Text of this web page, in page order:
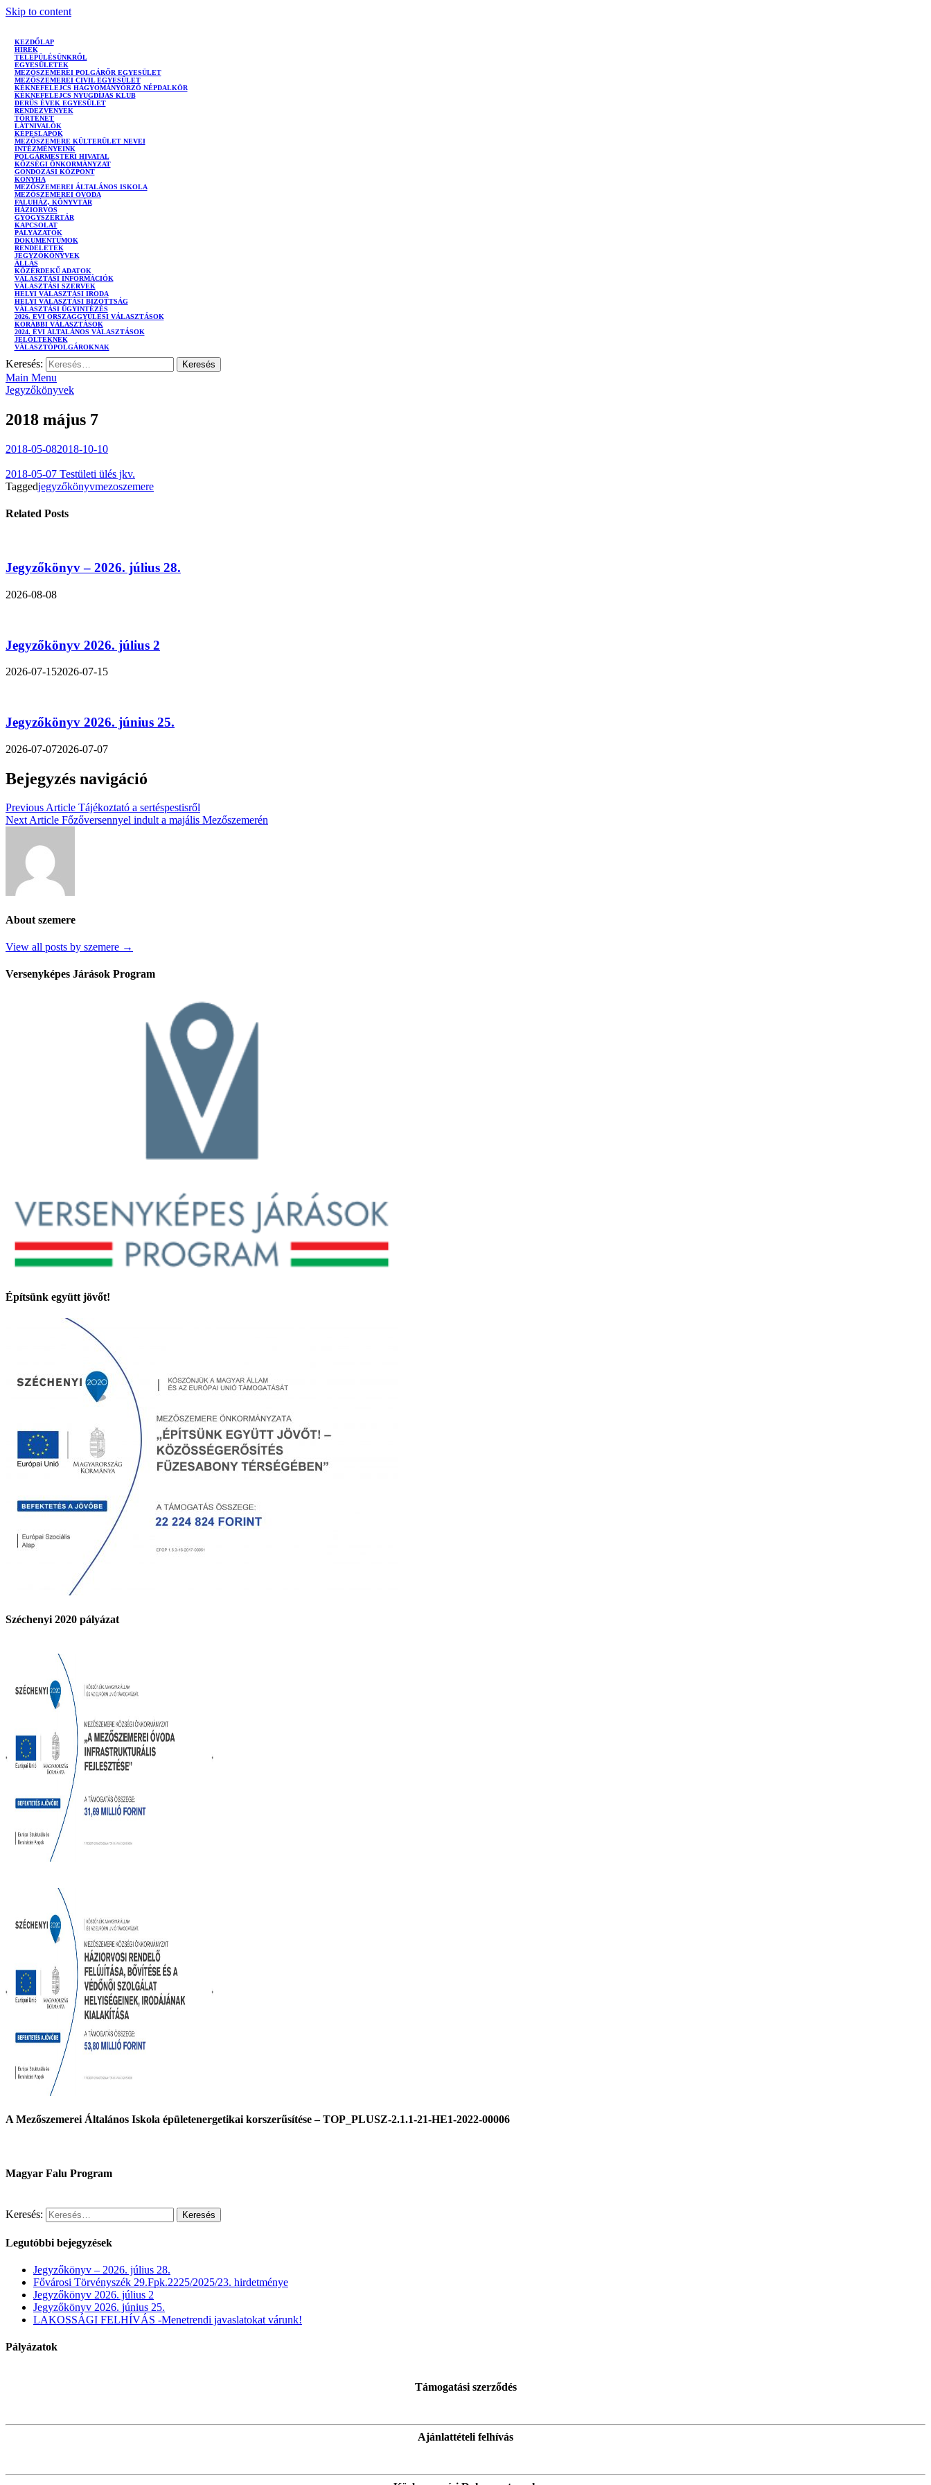
Skip to content
KEZDŐLAP
HÍREK
TELEPÜLÉSÜNKRŐL
EGYESÜLETEK
MEZŐSZEMEREI POLGÁRŐR EGYESÜLET
MEZŐSZEMEREI CIVIL EGYESÜLET
KÉKNEFELEJCS HAGYOMÁNYŐRZŐ NÉPDALKÖR
KÉKNEFELEJCS NYUGDÍJAS KLUB
DERŰS ÉVEK EGYESÜLET
RENDEZVÉNYEK
TÖRTÉNET
LÁTNIVALÓK
KÉPESLAPOK
MEZŐSZEMERE KÜLTERÜLET NEVEI
INTÉZMÉNYEINK
POLGÁRMESTERI HIVATAL
KÖZSÉGI ÖNKORMÁNYZAT
GONDOZÁSI KÖZPONT
KONYHA
MEZŐSZEMEREI ÁLTALÁNOS ISKOLA
MEZŐSZEMEREI ÓVODA
FALUHÁZ, KÖNYVTÁR
HÁZIORVOS
GYÓGYSZERTÁR
KAPCSOLAT
PÁLYÁZATOK
DOKUMENTUMOK
RENDELETEK
JEGYZŐKÖNYVEK
ÁLLÁS
KÖZÉRDEKŰ ADATOK
VÁLASZTÁSI INFORMÁCIÓK
VÁLASZTÁSI SZERVEK
HELYI VÁLASZTÁSI IRODA
HELYI VÁLASZTÁSI BIZOTTSÁG
VÁLASZTÁSI ÜGYINTÉZÉS
2026. ÉVI ORSZÁGGYŰLÉSI VÁLASZTÁSOK
KORÁBBI VÁLASZTÁSOK
2024. ÉVI ÁLTALÁNOS VÁLASZTÁSOK
JELÖLTEKNEK
VÁLASZTÓPOLGÁROKNAK
Keresés:
Main Menu
Jegyzőkönyvek
2018 május 7
2018-05-082018-10-10
2018-05-07 Testületi ülés jkv.
Taggedjegyzőkönyvmezoszemere
Related Posts
Jegyzőkönyv – 2026. július 28.
2026-08-08
Jegyzőkönyv 2026. július 2
2026-07-152026-07-15
Jegyzőkönyv 2026. június 25.
2026-07-072026-07-07
Bejegyzés navigáció
Previous Article Tájékoztató a sertéspestisről
Next Article Főzőversennyel indult a majális Mezőszemerén
About szemere
View all posts by szemere →
Versenyképes Járások Program
Építsünk együtt jövőt!
Széchenyi 2020 pályázat
A Mezőszemerei Általános Iskola épületenergetikai korszerűsítése – TOP_PLUSZ-2.1.1-21-HE1-2022-00006
Magyar Falu Program
Keresés:
Legutóbbi bejegyzések
Jegyzőkönyv – 2026. július 28.
Fővárosi Törvényszék 29.Fpk.2225/2025/23. hirdetménye
Jegyzőkönyv 2026. július 2
Jegyzőkönyv 2026. június 25.
LAKOSSÁGI FELHÍVÁS -Menetrendi javaslatokat várunk!
Pályázatok
Támogatási szerződés
Ajánlattételi felhívás